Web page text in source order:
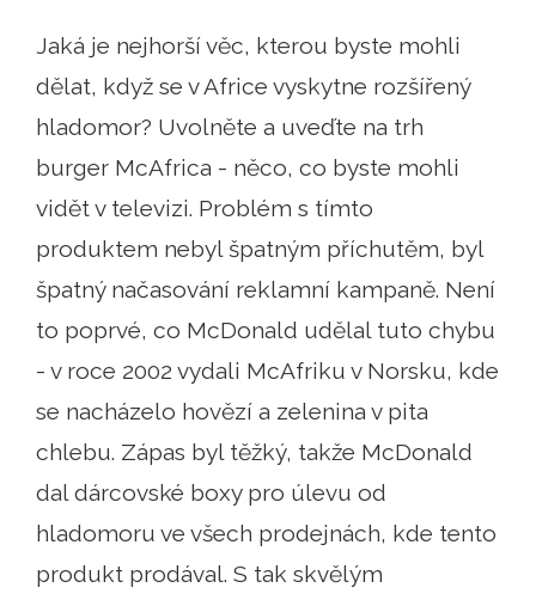
Jaká je nejhorší věc, kterou byste mohli
dělat, když se v Africe vyskytne rozšířený
hladomor? Uvolněte a uveďte na trh
burger McAfrica - něco, co byste mohli
vidět v televizi. Problém s tímto
produktem nebyl špatným příchutěm, byl
špatný načasování reklamní kampaně. Není
to poprvé, co McDonald udělal tuto chybu
- v roce 2002 vydali McAfriku v Norsku, kde
se nacházelo hovězí a zelenina v pita
chlebu. Zápas byl těžký, takže McDonald
dal dárcovské boxy pro úlevu od
hladomoru ve všech prodejnách, kde tento
produkt prodával. S tak skvělým